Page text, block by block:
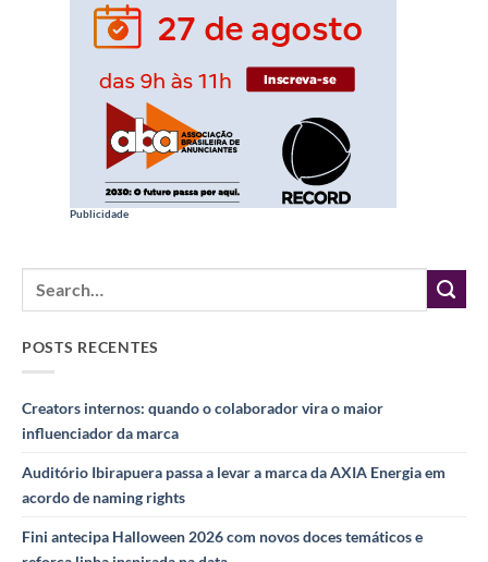
Publicidade
POSTS RECENTES
Creators internos: quando o colaborador vira o maior
influenciador da marca
Auditório Ibirapuera passa a levar a marca da AXIA Energia em
acordo de naming rights
Fini antecipa Halloween 2026 com novos doces temáticos e